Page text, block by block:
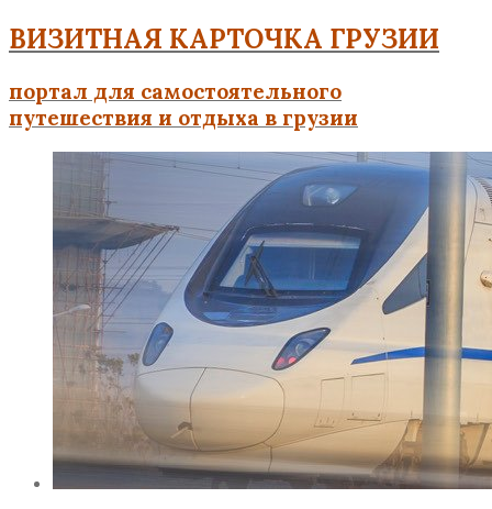
ВИЗИТНАЯ КАРТОЧКА ГРУЗИИ
портал для самостоятельного
путешествия и отдыха в грузии